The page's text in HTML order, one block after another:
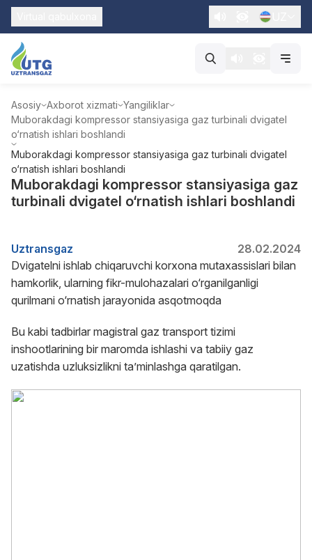
Asosiy Axborot xizmati Yangiliklar
Muborakdagi kompressor stansiyasiga gaz turbinali dvigatel
o‘rnatish ishlari boshlandi
Muborakdagi kompressor stansiyasiga gaz turbinali dvigatel
o‘rnatish ishlari boshlandi
Muborakdagi kompressor stansiyasiga gaz
turbinali dvigatel o‘rnatish ishlari boshlandi
Uztransgaz
28.02.2024
Dvigatelni ishlab chiqaruvchi korxona mutaxassislari bilan
hamkorlik, ularning fikr-mulohazalari o‘rganilganligi
qurilmani o‘rnatish jarayonida asqotmoqda
Bu kabi tadbirlar magistral gaz transport tizimi
inshootlarining bir maromda ishlashi va tabiiy gaz
uzatishda uzluksizlikni taʼminlashga qaratilgan.